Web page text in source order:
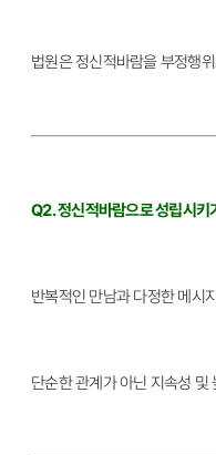
법원은 정신적바람을 부정행
Q2. 정신적바람으로 성립시키
반복적인 만남과 다정한 메시
단순한 관계가 아닌 지속성 및